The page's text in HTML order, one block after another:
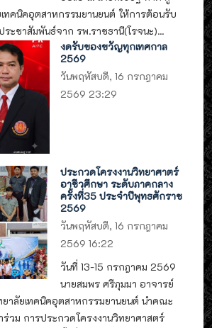
ทคนิคอุตสาหกรรมยานยนต์ ให้การต้อนรับ
ะชาสัมพันธ์จาก รพ.ราชธานี(โรจนะ)...
งดรับของขวัญทุกเทศกาล
2569
วันพฤหัสบดี, 16 กรกฎาคม
2569 23:29
ประกวดโครงงานวิทยาศาตร์
อาชีวศึกษา ระดับภาคกลาง
ครั้งที่35 ประจำปีพุทธศักราช
2569
วันพฤหัสบดี, 16 กรกฎาคม
2569 16:22
วันที่ 13-15 กรกฎาคม 2569
นายสมพร ศรีภุมมา อาจารย์
าลัยเทคนิคอุตสาหกรรมยานยนต์ นำคณะ
ร่วม การประกวดโครงงานวิทยาศาสตร์